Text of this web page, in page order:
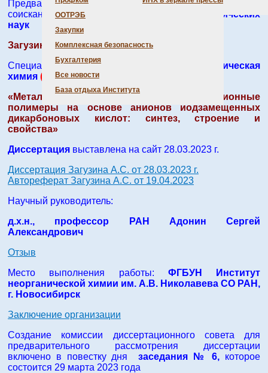
ООТРЭБ
Закупки
Комплексная безопасность
Бухгалтерия
Все новости
База отдыха Института
Предварительное рассмотрение диссертации на
соискание ученой степени
кандидата химических
наук
Загузин Александр Сергеевич (ИНХ СО РАН)
Специальность:
1.4.1. Неорганическая
химия (химические науки)
«Металл-органические координационные
полимеры на основе анионов иодзамещенных
дикарбоновых кислот: синтез, строение и
свойства»
Диссертация выставлена на сайт 28.03.2023 г.
Диссертация Загузина А.С. от 28.03.2023 г.
Автореферат Загузина А.С. от 19.04.2023
Научный руководитель:
д.х.н., профессор РАН Адонин Сергей
Александрович
Отзыв
Место выполнения работы: ФГБУН Институт
неорганической химии им. А.В. Николавева СО РАН,
г. Новосибирск
Заключение организации
Создание комиссии диссертационного совета для
предварительного рассмотрения диссертации
включено в повестку дня
заседания № 6, которое
состоится 29 марта 2023 года